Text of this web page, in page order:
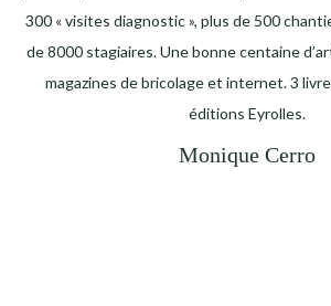
300 « visites diagnostic », plus de 500
de 8000 stagiaires. Une bonne centaine
magazines de bricolage et internet. 3
éditions Eyrolles.
Monique Cerro